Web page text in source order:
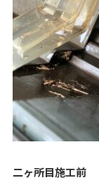
二ヶ所目施工前